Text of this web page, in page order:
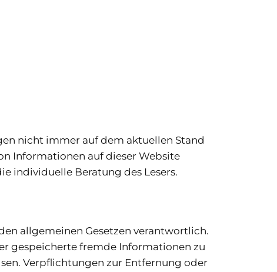
nicht immer auf dem aktuellen Stand
Informationen auf dieser Website
individuelle Beratung des Lesers.
allgemeinen Gesetzen verantwortlich.
gespeicherte fremde Informationen zu
Verpflichtungen zur Entfernung oder